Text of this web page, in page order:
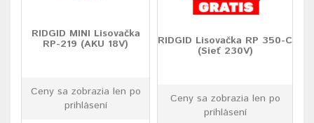
RIDGID MINI Lisovačka
RP-219 (AKU 18V)
Ceny sa zobrazia len po
prihlásení
RIDGID Lisovačka RP 350-C
(Sieť 230V)
Ceny sa zobrazia len po
prihlásení